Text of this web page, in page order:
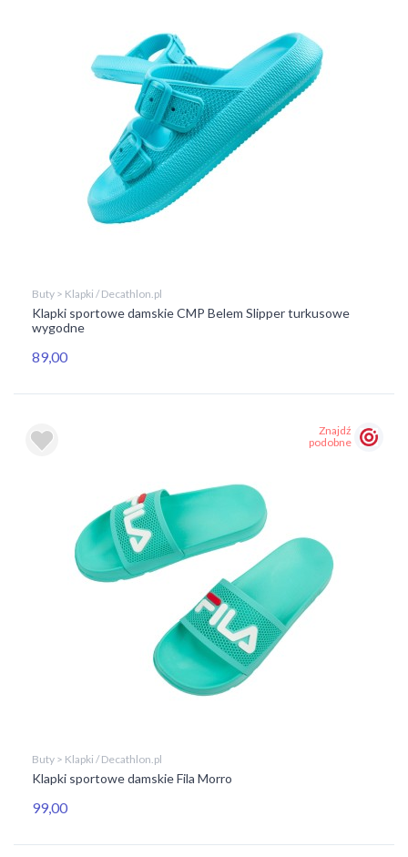
Buty > Klapki / Decathlon.pl
Klapki sportowe damskie CMP Belem Slipper turkusowe
wygodne
89,00
Znajdź
podobne
Buty > Klapki / Decathlon.pl
Klapki sportowe damskie Fila Morro
99,00